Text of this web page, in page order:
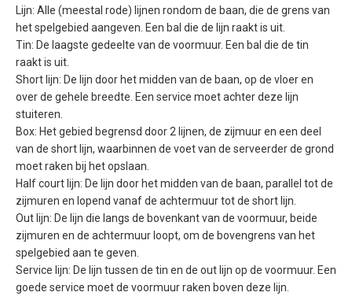
Lijn: Alle (meestal rode) lijnen rondom de baan, die de grens van
het spelgebied aangeven. Een bal die de lijn raakt is uit.
Tin: De laagste gedeelte van de voormuur. Een bal die de tin
raakt is uit.
Short lijn: De lijn door het midden van de baan, op de vloer en
over de gehele breedte. Een service moet achter deze lijn
stuiteren.
Box: Het gebied begrensd door 2 lijnen, de zijmuur en een deel
van de short lijn, waarbinnen de voet van de serveerder de grond
moet raken bij het opslaan.
Half court lijn: De lijn door het midden van de baan, parallel tot de
zijmuren en lopend vanaf de achtermuur tot de short lijn.
Out lijn: De lijn die langs de bovenkant van de voormuur, beide
zijmuren en de achtermuur loopt, om de bovengrens van het
spelgebied aan te geven.
Service lijn: De lijn tussen de tin en de out lijn op de voormuur. Een
goede service moet de voormuur raken boven deze lijn.